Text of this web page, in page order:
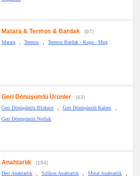
Matara & Termos & Bardak
(97)
Matara
, Termos , Termos Bardak - Kupa - Mug
Geri Dönüşümlü Ürünler
(43)
Geri Dönüşümlü Bloknot
, Geri Dönüşümlü Kalem ,
Geri Dönüşümlü Notluk
Anahtarlık
(164)
Deri Anahtarlık
, Silikon Anahtarlık , Metal Anahtarlık ,